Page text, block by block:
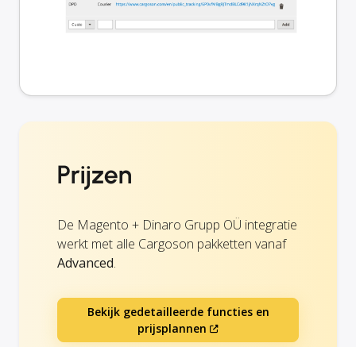
Prijzen
De Magento + Dinaro Grupp OÜ integratie
werkt met alle Cargoson pakketten vanaf
Advanced.
Bekijk gedetailleerde functies en
prijsplannen